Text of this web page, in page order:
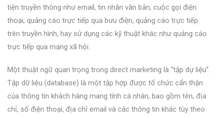
tiện truyền thông như email, tin nhắn văn bản, cuộc gọi điện
thoại, quảng cáo trực tiếp qua bưu điện, quảng cáo trực tiếp
trên truyền hình, hay sử dụng các kỹ thuật khác như quảng cáo
trực tiếp qua mạng xã hội.
Một thuật ngữ quan trọng trong direct marketing là “tập dự liệu”.
Tập dữ liệu (database) là một tập hợp được tổ chức cẩn thận
của thông tin khách hàng mang tính cá nhân, bao gồm tên, địa
chỉ, số điện thoại, địa chỉ email và các thông tin khác tùy theo